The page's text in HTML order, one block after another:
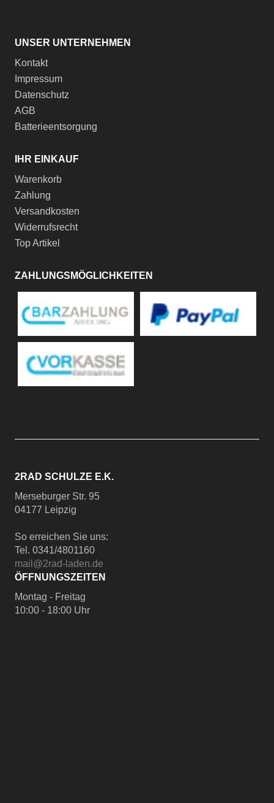
UNSER UNTERNEHMEN
Kontakt
Impressum
Datenschutz
AGB
Batterieentsorgung
IHR EINKAUF
Warenkorb
Zahlung
Versandkosten
Widerrufsrecht
Top Artikel
ZAHLUNGSMÖGLICHKEITEN
2RAD SCHULZE E.K.
Merseburger Str. 95
04177 Leipzig
So erreichen Sie uns:
Tel. 0341/4801160
mail@2rad-laden.de
ÖFFNUNGSZEITEN
Montag - Freitag
10:00 - 18:00 Uhr